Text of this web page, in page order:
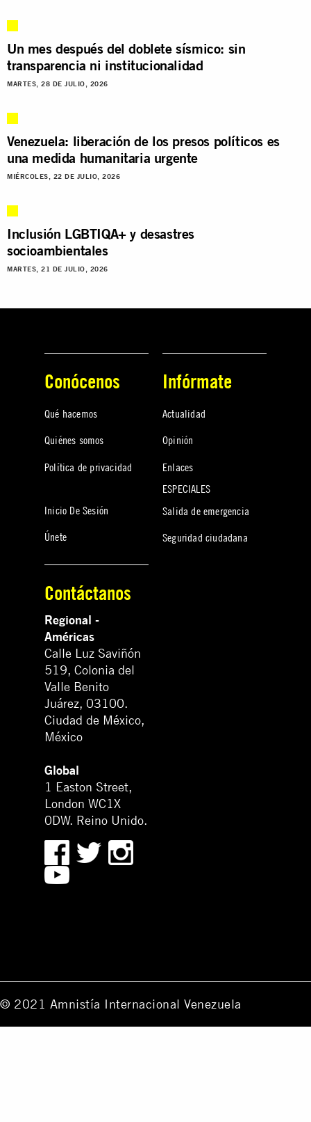
Un mes después del doblete sísmico: sin
transparencia ni institucionalidad
MARTES, 28 DE JULIO, 2026
Venezuela: liberación de los presos políticos es
una medida humanitaria urgente
MIÉRCOLES, 22 DE JULIO, 2026
Inclusión LGBTIQA+ y desastres
socioambientales
MARTES, 21 DE JULIO, 2026
Conócenos
Qué hacemos
Quiénes somos
Política de privacidad
Inicio De Sesión
Únete
Infórmate
Actualidad
Opinión
Enlaces
ESPECIALES
Salida de emergencia
Seguridad ciudadana
Contáctanos
Regional -
Américas
Calle Luz Saviñón
519, Colonia del
Valle Benito
Juárez, 03100.
Ciudad de México,
México
Global
1 Easton Street,
London WC1X
0DW. Reino Unido.
© 2021 Amnistía Internacional Venezuela